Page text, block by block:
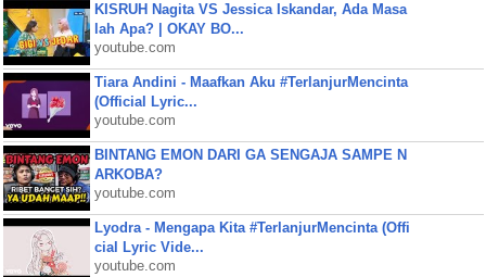
KISRUH Nagita VS Jessica Iskandar, Ada Masa
lah Apa? | OKAY BO...
youtube.com
Tiara Andini - Maafkan Aku #TerlanjurMencinta
(Official Lyric...
youtube.com
BINTANG EMON DARI GA SENGAJA SAMPE N
ARKOBA?
youtube.com
Lyodra - Mengapa Kita #TerlanjurMencinta (Offi
cial Lyric Vide...
youtube.com